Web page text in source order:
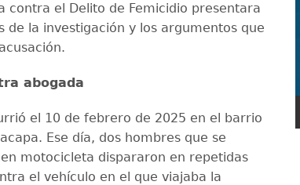
contra el Delito de Femicidio presentara
de la investigación y los argumentos que
abogada
el 10 de febrero de 2025 en el barrio
Ese día, dos hombres que se
motocicleta dispararon en repetidas
el vehículo en el que viajaba la